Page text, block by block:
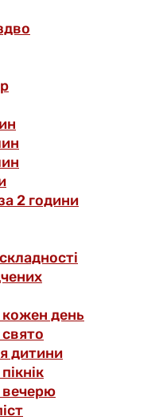
2 години
день
дитини
вечерю